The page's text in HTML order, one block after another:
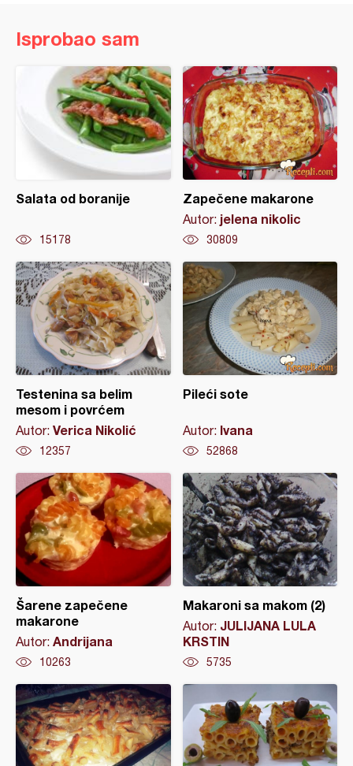
Isprobao sam
Salata od boranije
15178
Zapečene makarone
Autor: jelena nikolic
30809
Testenina sa belim
mesom i povrćem
Autor: Verica Nikolić
12357
Pileći sote
Autor: Ivana
52868
Šarene zapečene
makarone
Autor: Andrijana
10263
Makaroni sa makom (2)
Autor: JULIJANA LULA
KRSTIN
5735